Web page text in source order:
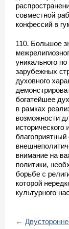
совместной
конфессий в
110. Большое
уникального
зарубежных
духовного
богатейшее
в рамках
возможности
исторического
внимание на
политики,
борьбе с
которой
культурного
←